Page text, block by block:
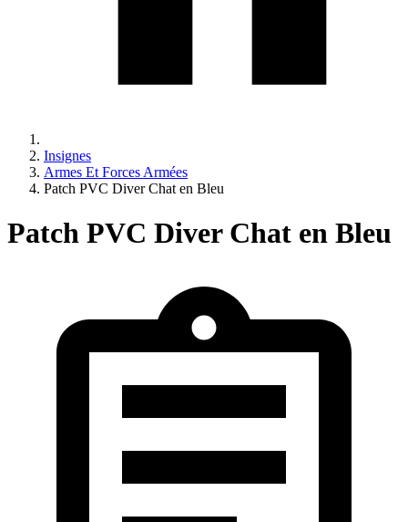
Insignes
Armes Et Forces Armées
Patch PVC Diver Chat en Bleu
Patch PVC Diver Chat en Bleu